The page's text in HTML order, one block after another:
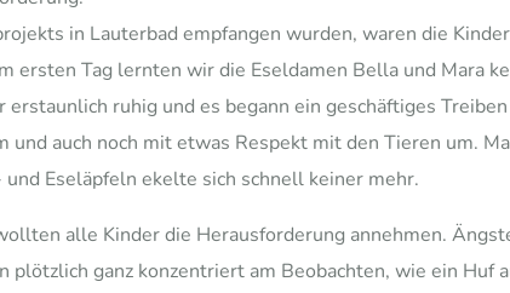
in Lauterbad empfangen wurden, waren die
ersten Tag lernten wir die Eseldamen Bella und Mara
ruhig und es begann ein geschäftiges
und auch noch mit etwas Respekt mit den Tieren um.
Eseläpfeln ekelte sich schnell keiner mehr.
alle Kinder die Herausforderung annehmen.
plötzlich ganz konzentriert am Beobachten, wie ein